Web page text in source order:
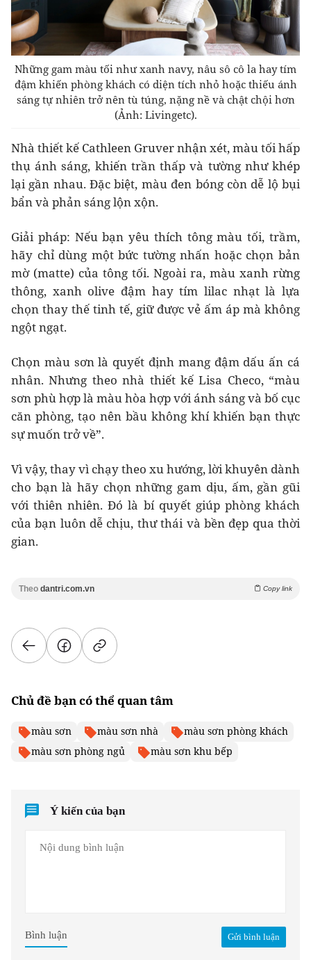
Những gam màu tối như xanh navy, nâu sô cô la hay tím
đậm khiến phòng khách có diện tích nhỏ hoặc thiếu ánh
sáng tự nhiên trở nên tù túng, nặng nề và chật chội hơn
(Ảnh: Livingetc).
Nhà thiết kế Cathleen Gruver nhận xét, màu tối hấp
thụ ánh sáng, khiến trần thấp và tường như khép
lại gần nhau. Đặc biệt, màu đen bóng còn dễ lộ bụi
bẩn và phản sáng lộn xộn.
Giải pháp: Nếu bạn yêu thích tông màu tối, trầm,
hãy chỉ dùng một bức tường nhấn hoặc chọn bản
mờ (matte) của tông tối. Ngoài ra, màu xanh rừng
thông, xanh olive đậm hay tím lilac nhạt là lựa
chọn thay thế tinh tế, giữ được vẻ ấm áp mà không
ngột ngạt.
Chọn màu sơn là quyết định mang đậm dấu ấn cá
nhân. Nhưng theo nhà thiết kế Lisa Checo, “màu
sơn phù hợp là màu hòa hợp với ánh sáng và bố cục
căn phòng, tạo nên bầu không khí khiến bạn thực
sự muốn trở về”.
Vì vậy, thay vì chạy theo xu hướng, lời khuyên dành
cho bạn là hãy chọn những gam dịu, ấm, gần gũi
với thiên nhiên. Đó là bí quyết giúp phòng khách
của bạn luôn dễ chịu, thư thái và bền đẹp qua thời
gian.
Theo dantri.com.vn Copy link
Chủ đề bạn có thể quan tâm
màu sơn màu sơn nhà
màu sơn phòng khách
màu sơn phòng ngủ
màu sơn khu bếp
Ý kiến của bạn
Gửi bình luận
Bình luận